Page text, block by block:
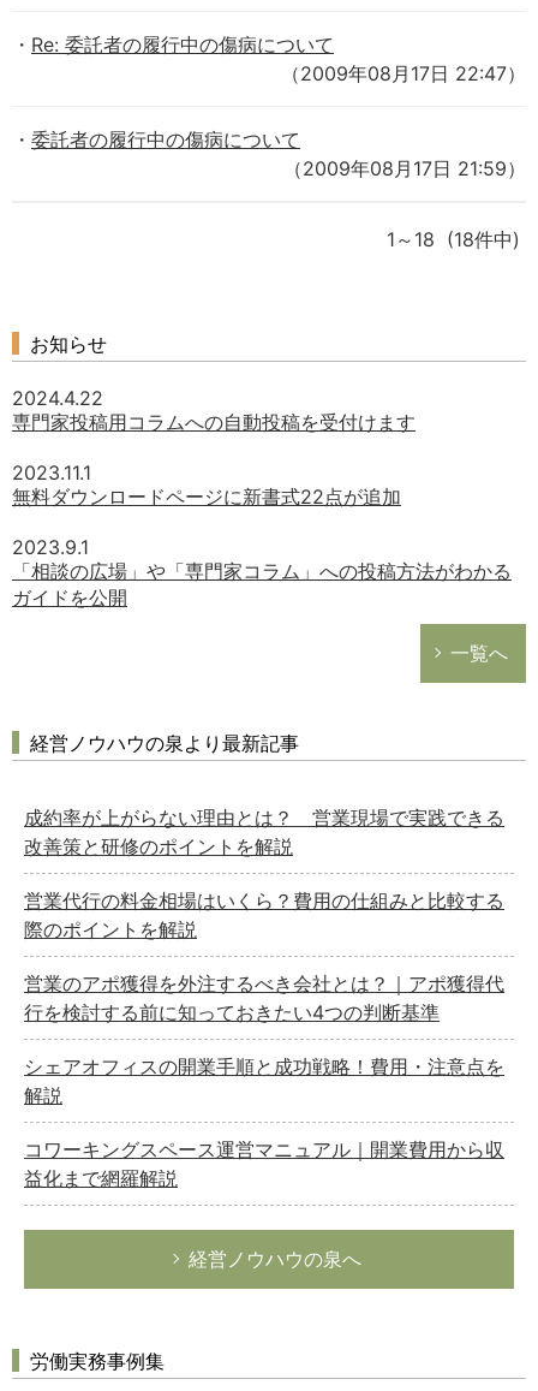
Re: 委託者の履行中の傷病について
（2009年08月17日 22:47）
委託者の履行中の傷病について
（2009年08月17日 21:59）
1～18 (18件中)
お知らせ
2024.4.22
専門家投稿用コラムへの自動投稿を受付けます
2023.11.1
無料ダウンロードページに新書式22点が追加
2023.9.1
「相談の広場」や「専門家コラム」への投稿方法がわかる
ガイドを公開
一覧へ
経営ノウハウの泉より最新記事
成約率が上がらない理由とは？ 営業現場で実践できる
改善策と研修のポイントを解説
営業代行の料金相場はいくら？費用の仕組みと比較する
際のポイントを解説
営業のアポ獲得を外注するべき会社とは？｜アポ獲得代
行を検討する前に知っておきたい4つの判断基準
シェアオフィスの開業手順と成功戦略！費用・注意点を
解説
コワーキングスペース運営マニュアル｜開業費用から収
益化まで網羅解説
経営ノウハウの泉へ
労働実務事例集